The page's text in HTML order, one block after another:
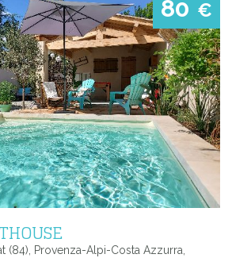
80 €
(84), Provenza-Alpi-Costa Azzurra,